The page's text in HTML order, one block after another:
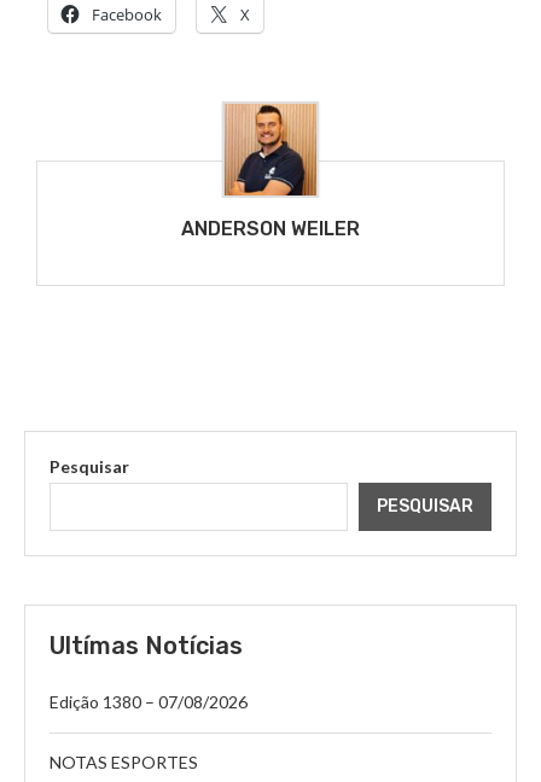
Facebook X
ANDERSON WEILER
Pesquisar
PESQUISAR
Ultímas Notícias
Edição 1380 – 07/08/2026
NOTAS ESPORTES